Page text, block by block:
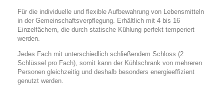
Für die individuelle und flexible Aufbewahrung von Lebensmitteln
in der Gemeinschaftsverpflegung. Erhältlich mit 4 bis 16
Einzelfächern, die durch statische Kühlung perfekt temperiert
werden.
Jedes Fach mit unterschiedlich schließendem Schloss (2
Schlüssel pro Fach), somit kann der Kühlschrank von mehreren
Personen gleichzeitig und deshalb besonders energieeffizient
genutzt werden.